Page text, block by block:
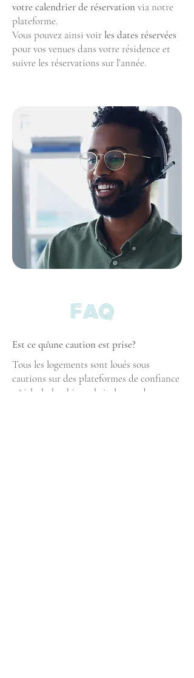
votre calendrier de réservation via notre
plateforme.
Vous pouvez ainsi voirles dates réservées
pour vos venues dans votre résidence et
suivre les réservations sur l’année.
FAQ
Est ce qu'une caution est prise?
Tous les logements sont loués sous
cautions sur des plateformes de confiance
: Airbnb, booking, abritel, avec des